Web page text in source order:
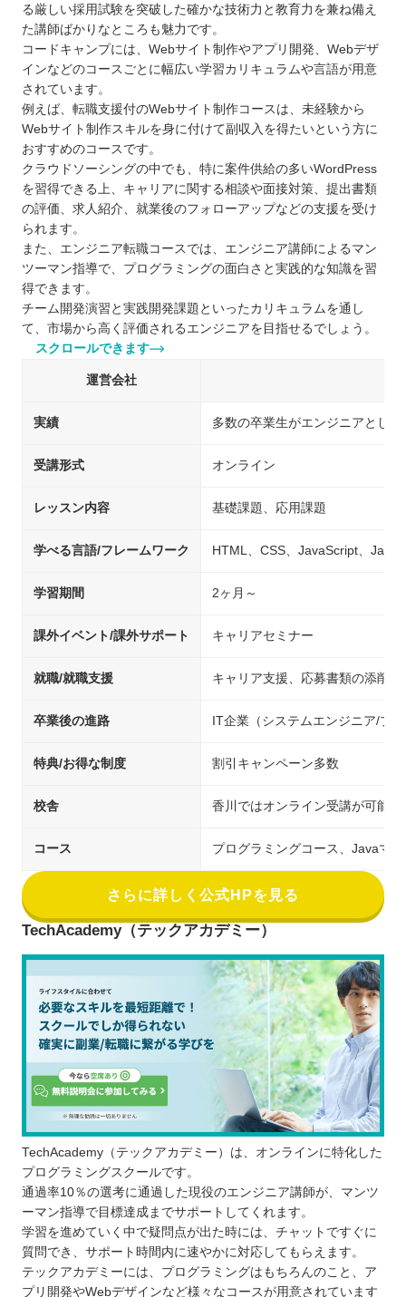
る厳しい採用試験を突破した確かな技術力と教育力を兼ね備え
た講師ばかりなところも魅力です。
コードキャンプには、Webサイト制作やアプリ開発、Webデザ
インなどのコースごとに幅広い学習カリキュラムや言語が用意
されています。
例えば、転職支援付のWebサイト制作コースは、未経験から
Webサイト制作スキルを身に付けて副収入を得たいという方に
おすすめのコースです。
クラウドソーシングの中でも、特に案件供給の多いWordPress
を習得できる上、キャリアに関する相談や面接対策、提出書類
の評価、求人紹介、就業後のフォローアップなどの支援を受け
られます。
また、エンジニア転職コースでは、エンジニア講師によるマン
ツーマン指導で、プログラミングの面白さと実践的な知識を習
得できます。
チーム開発演習と実践開発課題といったカリキュラムを通し
て、市場から高く評価されるエンジニアを目指せるでしょう。
スクロールできます
運営会社
実績 多数の卒業生がエンジニアとして
受講形式 オンライン
レッスン内容 基礎課題、応用課題
学べる言語/フレームワーク HTML、CSS、JavaScript、
学習期間 2ヶ月～
課外イベント/課外サポート キャリアセミナー
就職/就職支援 キャリア支援、応募書類の添削
卒業後の進路 IT企業（システムエンジニア/プ
特典/お得な制度 割引キャンペーン多数
校舎 香川ではオンライン受講が可能
コース プログラミングコース、Javaマ
さらに詳しく公式HPを見る
TechAcademy（テックアカデミー）
TechAcademy（テックアカデミー）は、オンラインに特化した
プログラミングスクールです。
通過率10％の選考に通過した現役のエンジニア講師が、マンツ
ーマン指導で目標達成までサポートしてくれます。
学習を進めていく中で疑問点が出た時には、チャットですぐに
質問でき、サポート時間内に速やかに対応してもらえます。
テックアカデミーには、プログラミングはもちろんのこと、ア
プリ開発やWebデザインなど様々なコースが用意されています